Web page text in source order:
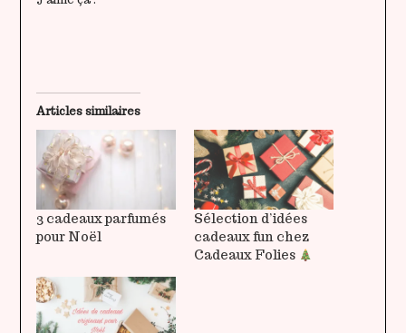
Articles similaires
3 cadeaux parfumés
pour Noël
Sélection d’idées
cadeaux fun chez
Cadeaux Folies